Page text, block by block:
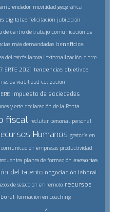
movilidad geográfica
digitales felicitación jubilación
de centro de trabajo comunicación de
más demandadas beneficios
del estrés laboral externalización cierre
ERTE 2021 tendencias objetivos
de viabilidad cotización
ERE impuesto de sociedades
y erte declaración de la Renta
fiscal reclutar personal personal
Humanos gestoría en
empresas productividad
planes de formación asesorías
del talento negociación laboral
de seleccion en remoto recursos
formación en coaching